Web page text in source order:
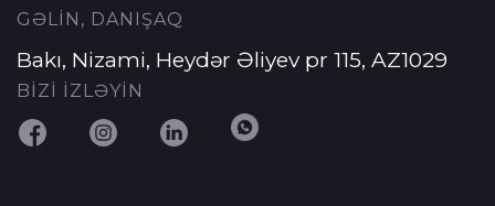
GƏLİN, DANIŞAQ
Bakı, Nizami, Heydər Əliyev pr 115, AZ1029
BİZİ İZLƏYİN